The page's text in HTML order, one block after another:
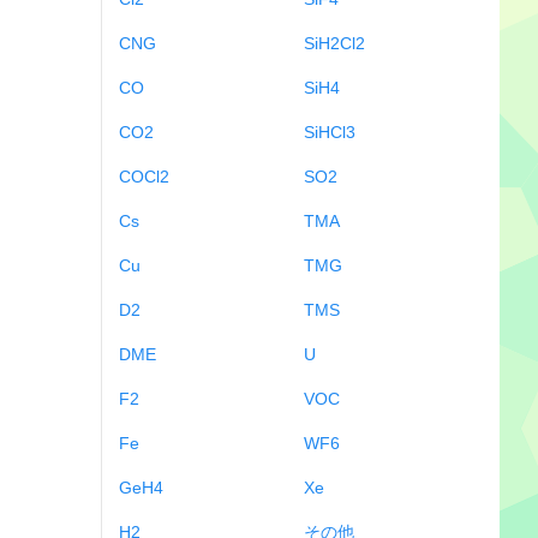
CNG
CO
CO2
COCl2
Cs
Cu
D2
DME
F2
Fe
GeH4
H2
SiH2Cl2
SiH4
SiHCl3
SO2
TMA
TMG
TMS
U
VOC
WF6
Xe
その他